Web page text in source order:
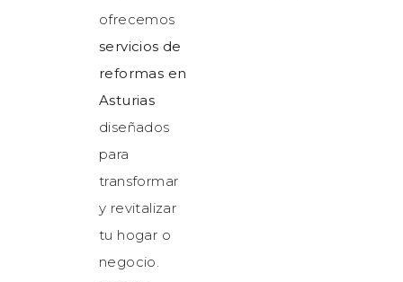
ofrecemos
servicios de
reformas en
Asturias
diseñados
para
transformar
y revitalizar
tu hogar o
negocio.